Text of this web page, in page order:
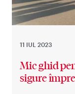
11 IUL 2023
Mic ghid
sigure